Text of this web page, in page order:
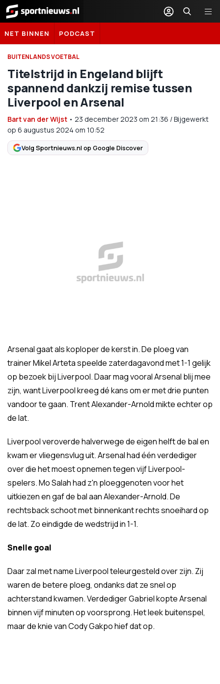
Sportnieuws.nl
NET BINNEN PODCAST
BUITENLANDS VOETBAL
Titelstrijd in Engeland blijft
spannend dankzij remise tussen
Liverpool en Arsenal
Bart van der Wijst • 23 december 2023 om 21:36 /Bijgewerkt
op 6 augustus 2024 om 10:52
Volg Sportnieuws.nl op Google Discover
Arsenal gaat als koploper de kerst in. De ploeg van
trainer Mikel Arteta speelde zaterdagavond met 1-1 gelijk
op bezoek bij Liverpool. Daar mag vooral Arsenal blij mee
zijn, want Liverpool kreeg dé kans om er met drie punten
vandoor te gaan. Trent Alexander-Arnold mikte echter op
de lat.
Liverpool veroverde halverwege de eigen helft de bal en
kwam er vliegensvlug uit. Arsenal had één verdediger
over die het moest opnemen tegen vijf Liverpool-
spelers. Mo Salah had z'n ploeggenoten voor het
uitkiezen en gaf de bal aan Alexander-Arnold. De
rechtsback schoot met binnenkant rechts snoeihard op
de lat. Zo eindigde de wedstrijd in 1-1.
Snelle goal
Daar zal met name Liverpool teleurgesteld over zijn. Zij
waren de betere ploeg, ondanks dat ze snel op
achterstand kwamen. Verdediger Gabriel kopte Arsenal
binnen vijf minuten op voorsprong. Het leek buitenspel,
maar de knie van Cody Gakpo hief dat op.